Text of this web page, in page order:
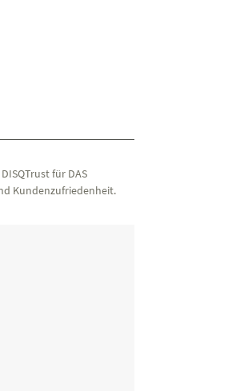
für DAS
Kundenzufriedenheit.